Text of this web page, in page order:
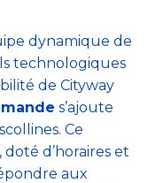
dynamique de
technologiques
de Cityway
s’ajoute
Ce
d’horaires et
aux